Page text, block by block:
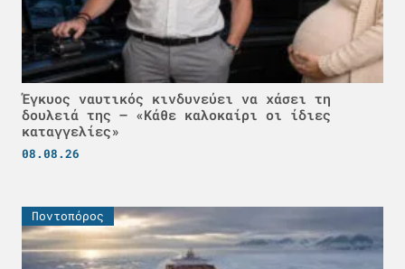
Έγκυος ναυτικός κινδυνεύει να χάσει τη
δουλειά της – «Κάθε καλοκαίρι οι ίδιες
καταγγελίες»
08.08.26
Ποντοπόρος